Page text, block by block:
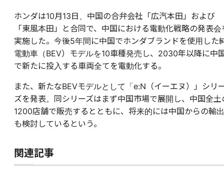
ホンダは10月13日、中国の合弁会社「広汽本田」および
「東風本田」と合同で、中国における電動化戦略の発表会
実施した。今後5年間に中国でホンダブランドを使用した
電動車（BEV）モデルを10車種発売し、2030年以降に中
で新たに投入する車両全てを電動化する。
また、新たなBEVモデルとして「e:N（イーエヌ）」シリ
ズを発表。同シリーズはまず中国市場で展開し、中国全土
1200店舗で販売するとともに、将来的には中国からの輸出
も検討しているという。
関連記事